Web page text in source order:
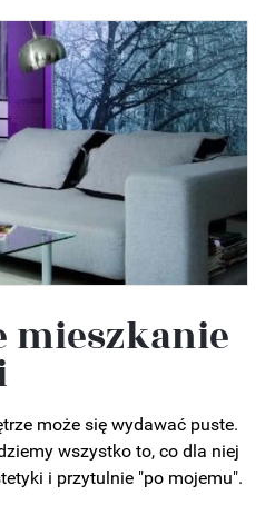
mieszkanie
może się wydawać puste.
wszystko to, co dla niej
i przytulnie "po mojemu".